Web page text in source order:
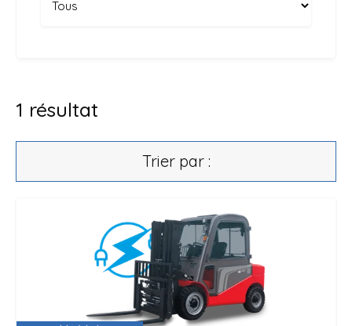
1 résultat
Trier par :